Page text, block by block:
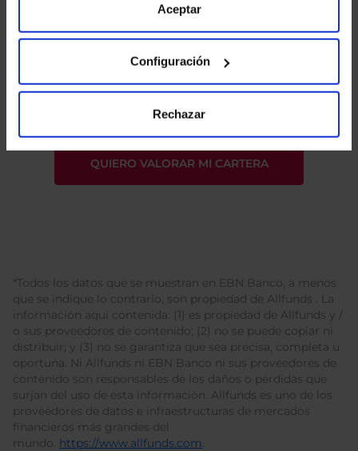
para más información.
Aceptar
Configuración
Rechazar
la política de privacidad
y consiento el
*Todos los datos que se muestran en EBN Banco, a menos
que se indique lo contrario, son propiedad de Allfunds . La
información aquí contenida: (1) es propiedad de Allfunds y /
o sus proveedores de contenido; (2) no se puede copiar ni
distribuir; y (3) no se garantiza que sea precisa, completa u
oportuna. Ni Allfunds ni EBN Banco ni sus proveedores de
contenido son responsables de los daños o pérdidas que
surjan del uso de esta información. Allfunds es uno de los
proveedores de datos e infraestructuras de mercados
financieros más grandes del
mundo. https://www.allfunds.com.